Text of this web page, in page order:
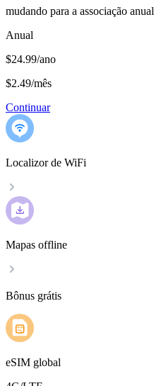
mudando para a associação anual
Anual
$24.99/ano
$2.49/mês
Continuar
Localizor de WiFi
Mapas offline
Bônus grátis
eSIM global